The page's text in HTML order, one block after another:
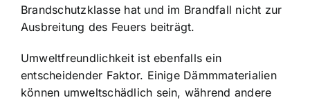
Brandschutzklasse hat und im Brandfall nicht zur
Ausbreitung des Feuers beiträgt.
Umweltfreundlichkeit ist ebenfalls ein
entscheidender Faktor. Einige Dämmmaterialien
können umweltschädlich sein, während andere